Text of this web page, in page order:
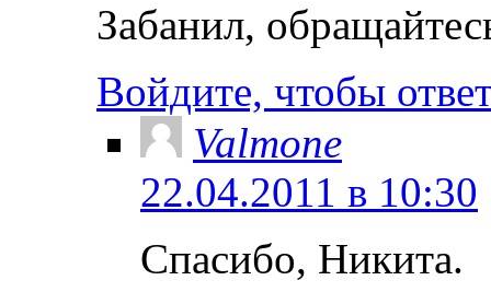
Забанил,
Войдите, чтобы
Valmone
22.04.2011 в 10:30
Спасибо, Никита.